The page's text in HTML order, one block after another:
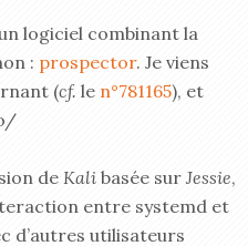
logiciel combinant la
: prospector. Je viens
(cf. le n°781165), et
de Kali basée sur Jessie,
entre systemd et
d’autres utilisateurs